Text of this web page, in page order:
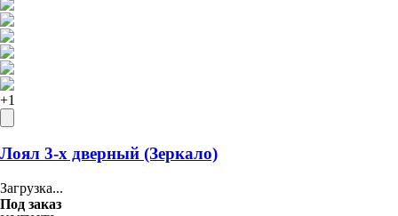
+1
Лоял 3-х дверный (Зеркало)
Загрузка...
Под заказ